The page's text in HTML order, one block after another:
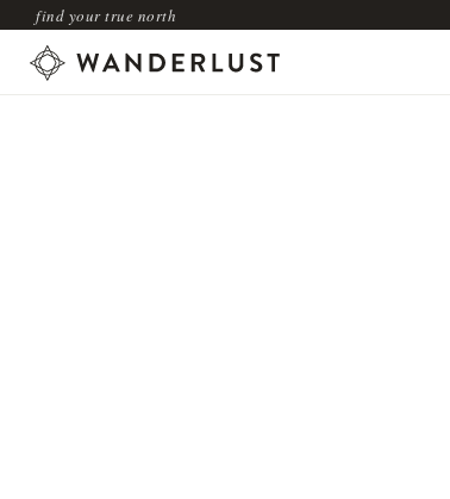
find your true north